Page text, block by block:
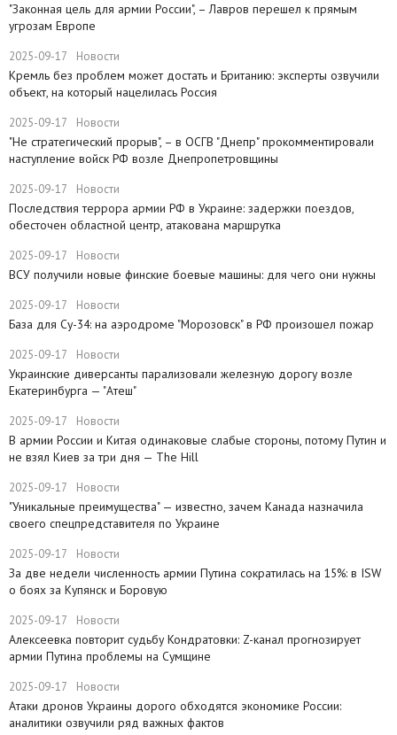
"Законная цель для армии России", – Лавров перешел к прямым
угрозам Европе
2025-09-17 Новости
​Кремль без проблем может достать и Британию: эксперты озвучили
объект, на который нацелилась Россия
2025-09-17 Новости
"Не стратегический прорыв", – в ОСГВ "Днепр" прокомментировали
наступление войск РФ возле Днепропетровщины
2025-09-17 Новости
Последствия террора армии РФ в Украине: задержки поездов,
обесточен областной центр, атакована маршрутка
2025-09-17 Новости
ВСУ получили новые финские боевые машины: для чего они нужны
2025-09-17 Новости
База для Су-34: на аэродроме "Морозовск" в РФ произошел пожар
2025-09-17 Новости
Украинские диверсанты парализовали железную дорогу возле
Екатеринбурга — "Атеш"
2025-09-17 Новости
​В армии России и Китая одинаковые слабые стороны, потому Путин и
не взял Киев за три дня — The Hill
2025-09-17 Новости
​"Уникальные преимущества" — известно, зачем Канада назначила
своего спецпредставителя по Украине
2025-09-17 Новости
​За две недели численность армии Путина сократилась на 15%: в ISW
о боях за Купянск и Боровую
2025-09-17 Новости
​Алексеевка повторит судьбу Кондратовки: Z-канал прогнозирует
армии Путина проблемы на Сумщине
2025-09-17 Новости
​Атаки дронов Украины дорого обходятся экономике России:
аналитики озвучили ряд важных фактов